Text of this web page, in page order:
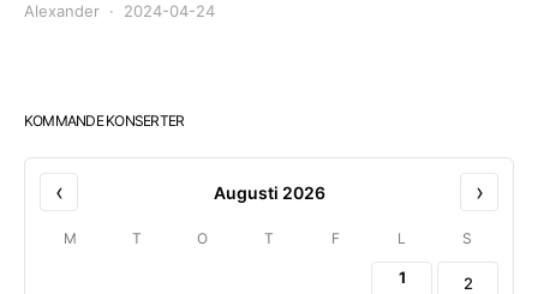
Alexander 2024-04-24
KOMMANDE KONSERTER
‹ Augusti 2026 ›
M T O T F L S
1 2